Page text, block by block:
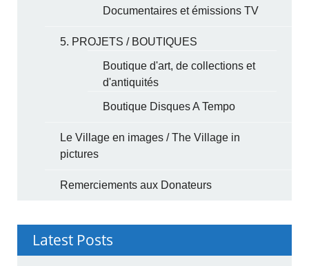
Documentaires et émissions TV
5. PROJETS / BOUTIQUES
Boutique d'art, de collections et
d'antiquités
Boutique Disques A Tempo
Le Village en images / The Village in
pictures
Remerciements aux Donateurs
Latest Posts